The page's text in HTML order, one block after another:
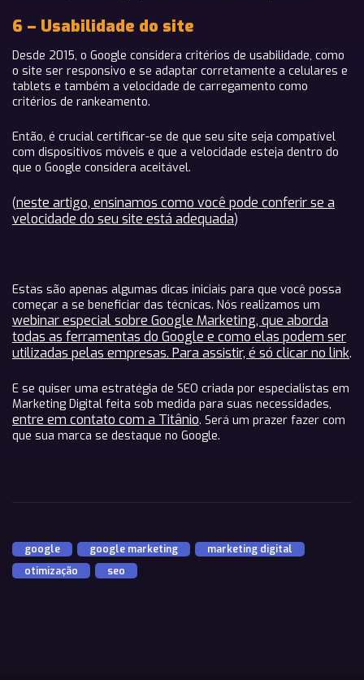
6 – Usabilidade do site
Desde 2015, o Google considera critérios de usabilidade, como
o site ser responsivo e se adaptar corretamente a celulares e
tablets e também a velocidade de carregamento como
critérios de rankeamento.
Então, é crucial certificar-se de que seu site seja compatível
com dispositivos móveis e que a velocidade esteja dentro do
que o Google considera aceitável.
(neste artigo, ensinamos como você pode conferir se a
velocidade do seu site está adequada)
Estas são apenas algumas dicas iniciais para que você possa
começar a se beneficiar das técnicas. Nós realizamos um
webinar especial sobre Google Marketing, que aborda
todas as ferramentas do Google e como elas podem ser
utilizadas pelas empresas. Para assistir, é só clicar no link.
E se quiser uma estratégia de SEO criada por especialistas em
Marketing Digital feita sob medida para suas necessidades,
entre em contato com a Titânio. Será um prazer fazer com
que sua marca se destaque no Google.
google google marketing marketing digital
otimização
seo